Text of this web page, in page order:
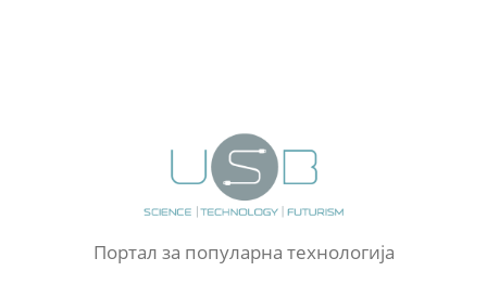
Портал за популарна технологија